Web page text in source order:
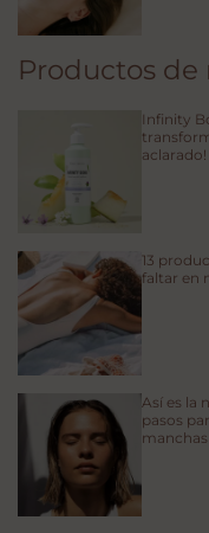
Productos de
Infinity
aclarado!
13
faltar en
Así es la
pasos
manchas